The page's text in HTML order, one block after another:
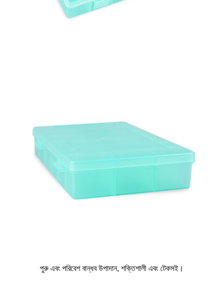
পুরু এবং পরিবেশ বান্ধব উপাদান, শক্তিশালী এবং টেকসই।